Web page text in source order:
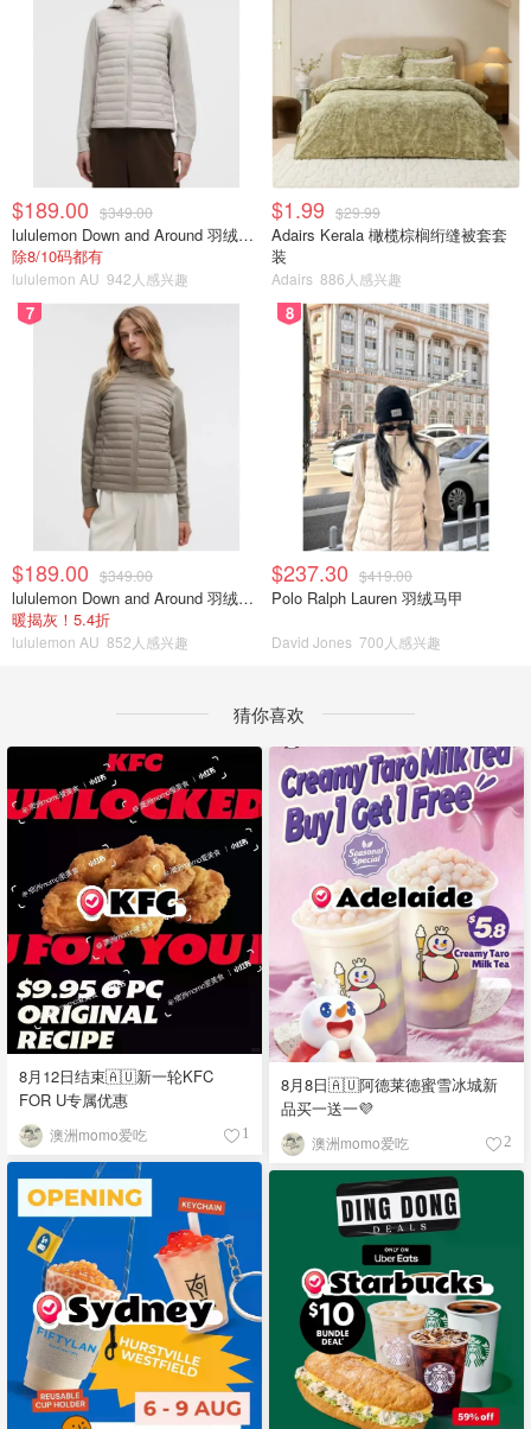
$189.00 $349.00
lululemon Down and Around 羽绒夹克
除8/10码都有
lululemon AU 942人感兴趣
$1.99 $29.99
Adairs Kerala 橄榄棕榈绗缝被套套
装
Adairs 886人感兴趣
7
$189.00 $349.00
lululemon Down and Around 羽绒夹克
暖揭灰！5.4折
lululemon AU 852人感兴趣
8
$237.30 $419.00
Polo Ralph Lauren 羽绒马甲
David Jones 700人感兴趣
猜你喜欢
8月12日结束🇦🇺新一轮KFC
FOR U专属优惠
澳洲momo爱吃 1
8月8日🇦🇺阿德莱德蜜雪冰城新
品买一送一💜
澳洲momo爱吃 2